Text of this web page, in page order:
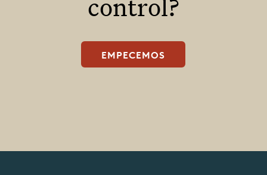
control?
EMPECEMOS